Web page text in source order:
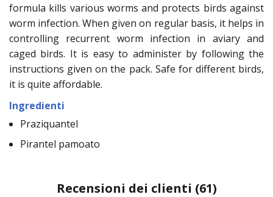
formula kills various worms and protects birds against
worm infection. When given on regular basis, it helps in
controlling recurrent worm infection in aviary and
caged birds. It is easy to administer by following the
instructions given on the pack. Safe for different birds,
it is quite affordable.
Ingredienti
Praziquantel
Pirantel pamoato
Recensioni dei clienti (61)